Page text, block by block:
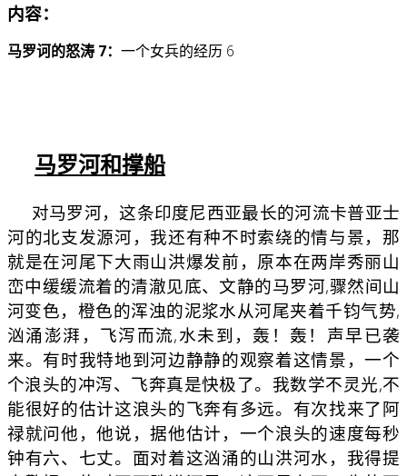
内容：
马罗诃的怒涛 7： 一个女兵的经历 6
马罗河和撑船
对马罗河，这条印度尼西亚最长的河流卡普亚士
河的北支发源河，我还有种不时索绕的情与景，那
就是在河尾下大雨山洪爆发前，原本在两岸秀丽山
峦中缓缓流着的清澈见底、文静的马罗河,骤然间山
河变色，橙色的浑浊的泥浆水从河尾夹着千钧气势,
汹涌澎湃，飞泻而流,水未到，轰！轰！声早已袭
来。有时我特地到河边静静的观察着这情景，一个
个浪头的冲泻、飞奔真是快极了。我数学不灵光,不
能很好的估计这浪头的飞奔有多远。有次找来了阿
禄就问他，他说，据他估计，一个浪头的速度每秒
钟有六、七丈。面对着这汹涌的山洪河水，我得提